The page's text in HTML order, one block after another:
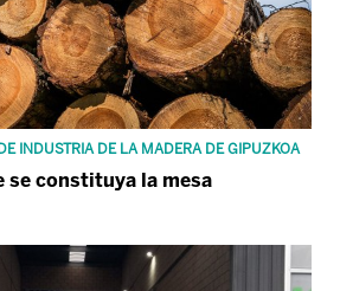
INDUSTRIA DE LA MADERA DE GIPUZKOA
se constituya la mesa